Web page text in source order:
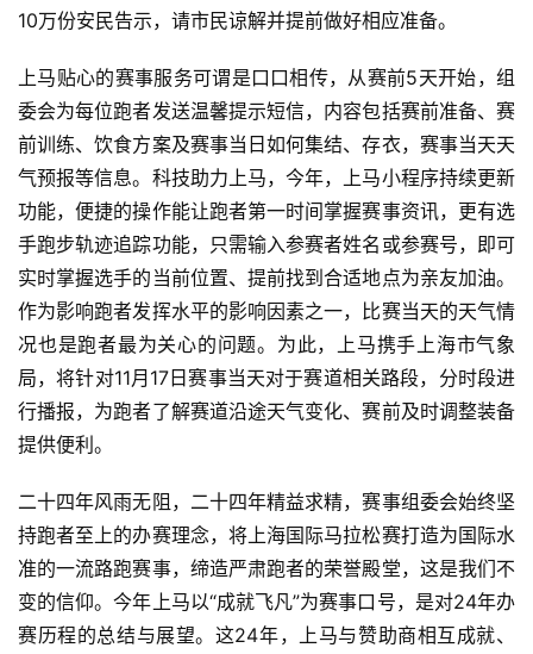
10万份安民告示，请市民谅解并提前做好相应准备。
上马贴心的赛事服务可谓是口口相传，从赛前5天开始，组
委会为每位跑者发送温馨提示短信，内容包括赛前准备、赛
前训练、饮食方案及赛事当日如何集结、存衣，赛事当天天
气预报等信息。科技助力上马，今年，上马小程序持续更新
功能，便捷的操作能让跑者第一时间掌握赛事资讯，更有选
手跑步轨迹追踪功能，只需输入参赛者姓名或参赛号，即可
实时掌握选手的当前位置、提前找到合适地点为亲友加油。
作为影响跑者发挥水平的影响因素之一，比赛当天的天气情
况也是跑者最为关心的问题。为此，上马携手上海市气象
局，将针对11月17日赛事当天对于赛道相关路段，分时段进
行播报，为跑者了解赛道沿途天气变化、赛前及时调整装备
提供便利。
二十四年风雨无阻，二十四年精益求精，赛事组委会始终坚
持跑者至上的办赛理念，将上海国际马拉松赛打造为国际水
准的一流路跑赛事，缔造严肃跑者的荣誉殿堂，这是我们不
变的信仰。今年上马以“成就飞凡”为赛事口号，是对24年办
赛历程的总结与展望。这24年，上马与赞助商相互成就、